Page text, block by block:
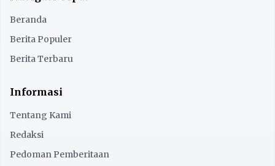
Beranda
Berita Populer
Berita Terbaru
Informasi
Tentang Kami
Redaksi
Pedoman Pemberitaan